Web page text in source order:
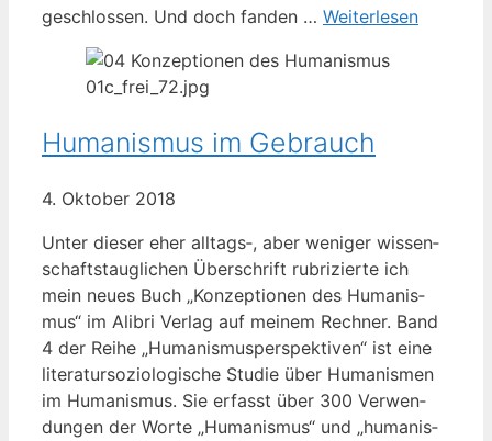
geschlos­sen. Und doch fan­den … Wei­ter­le­sen
Humanismus im Gebrauch
4. Okto­ber 2018
Unter die­ser eher alltags‑, aber weni­ger wis­sen­
schafts­taug­li­chen Über­schrift rubri­zier­te ich
mein neu­es Buch „Kon­zep­tio­nen des Huma­nis­
mus“ im Ali­bri Ver­lag auf mei­nem Rech­ner. Band
4 der Rei­he „Huma­nis­mus­per­spek­ti­ven“ ist eine
lite­ra­tur­so­zio­lo­gi­sche Stu­die über Huma­nis­men
im Huma­nis­mus. Sie erfasst über 300 Ver­wen­
dun­gen der Wor­te „Huma­nis­mus“ und „huma­nis­